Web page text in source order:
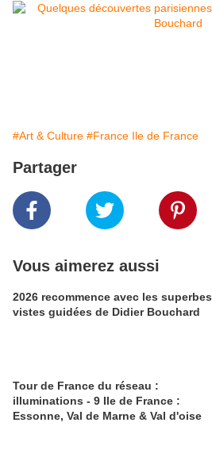
#Art & Culture #France Ile de France
Partager
Vous aimerez aussi
2026 recommence avec les superbes
vistes guidées de Didier Bouchard
Tour de France du réseau :
illuminations - 9 Ile de France :
Essonne, Val de Marne & Val d'oise